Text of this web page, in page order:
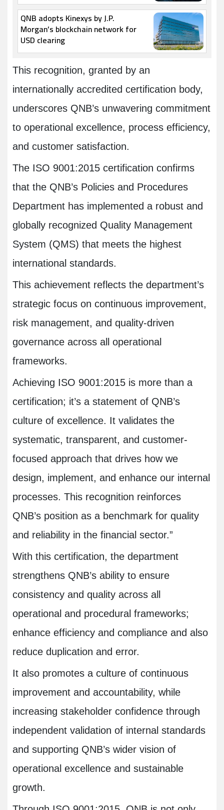
QNB adopts Kinexys by J.P.
Morgan’s blockchain network for
USD clearing
This recognition, granted by an
internationally accredited certification body,
underscores QNB’s unwavering commitment
to operational excellence, process efficiency,
and customer satisfaction.
The ISO 9001:2015 certification confirms
that the QNB’s Policies and Procedures
Department has implemented a robust and
globally recognized Quality Management
System (QMS) that meets the highest
international standards.
This achievement reflects the department’s
strategic focus on continuous improvement,
risk management, and quality-driven
governance across all operational
frameworks.
Achieving ISO 9001:2015 is more than a
certification; it’s a statement of QNB’s
culture of excellence. It validates the
systematic, transparent, and customer-
focused approach that drives how we
design, implement, and enhance our internal
processes. This recognition reinforces
QNB’s position as a benchmark for quality
and reliability in the financial sector.”
With this certification, the department
strengthens QNB’s ability to ensure
consistency and quality across all
operational and procedural frameworks;
enhance efficiency and compliance and also
reduce duplication and error.
It also promotes a culture of continuous
improvement and accountability, while
increasing stakeholder confidence through
independent validation of internal standards
and supporting QNB’s wider vision of
operational excellence and sustainable
growth.